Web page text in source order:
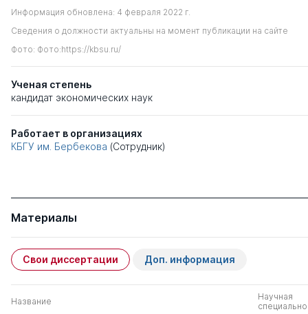
Информация обновлена: 4 февраля 2022 г.
Сведения о должности актуальны на момент публикации на сайте
Фото: Фото:https://kbsu.ru/
Ученая степень
кандидат экономических наук
Работает в организациях
КБГУ им. Бербекова (Сотрудник)
Материалы
Свои диссертации Доп. информация
Название
Научная